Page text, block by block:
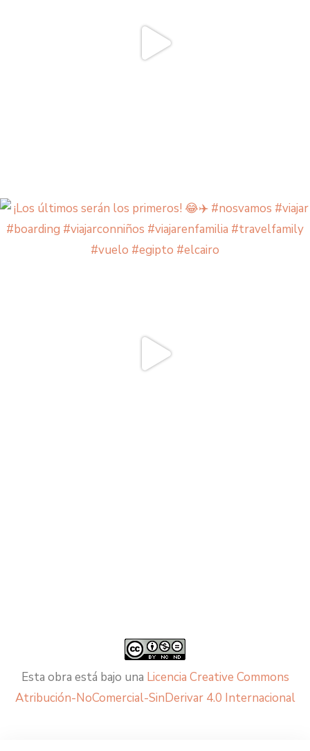
Esta obra está bajo una Licencia Creative Commons
Atribución-NoComercial-SinDerivar 4.0 Internacional